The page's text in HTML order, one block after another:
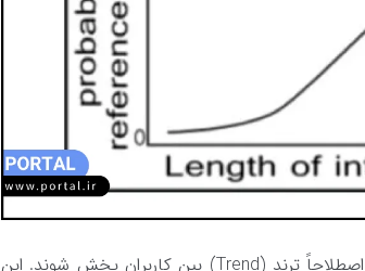
از آن زمان به بعد میم‌ها توانستند به صورت ویروسی یا اصطلاحاً ترند (Trend) بین کاربران پخش شوند. این